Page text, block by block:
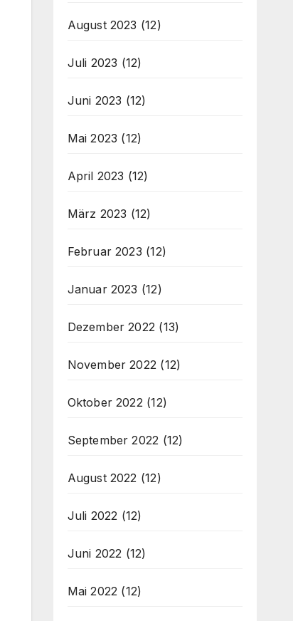
August 2023 (12)
Juli 2023 (12)
Juni 2023 (12)
Mai 2023 (12)
April 2023 (12)
März 2023 (12)
Februar 2023 (12)
Januar 2023 (12)
Dezember 2022 (13)
November 2022 (12)
Oktober 2022(12)
September 2022 (12)
August 2022 (12)
Juli 2022 (12)
Juni 2022 (12)
Mai 2022 (12)